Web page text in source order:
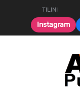
TILINI
Instagram